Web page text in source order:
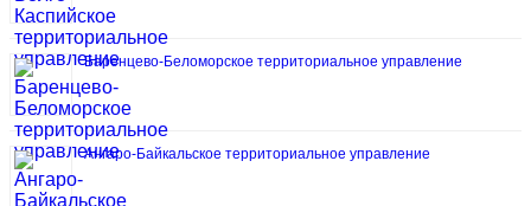
Баренцево-Беломорское территориальное управление
Ангаро-Байкальское территориальное управление